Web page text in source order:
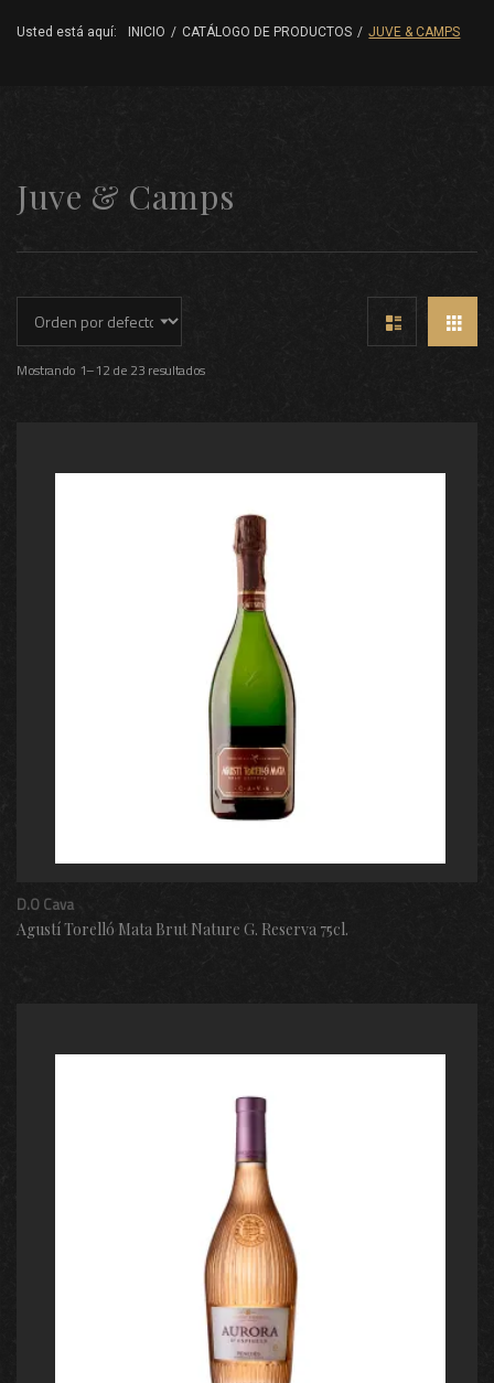
Usted está aquí: INICIO / CATÁLOGO DE PRODUCTOS / JUVE & CAMPS
Juve & Camps
Mostrando 1–12 de 23 resultados
D.O Cava
Agustí Torelló Mata Brut Nature G. Reserva 75cl.